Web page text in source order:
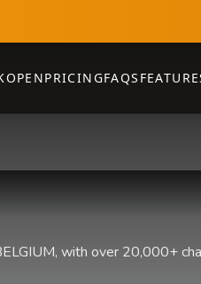
PRICINGFAQS
with over 20,000+